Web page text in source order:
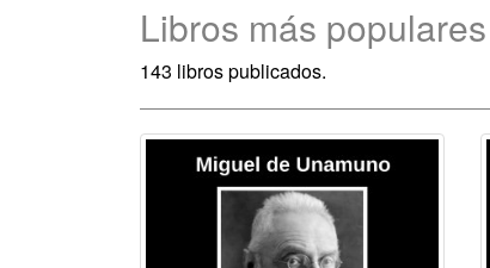
Libros más
143 libros publicados.